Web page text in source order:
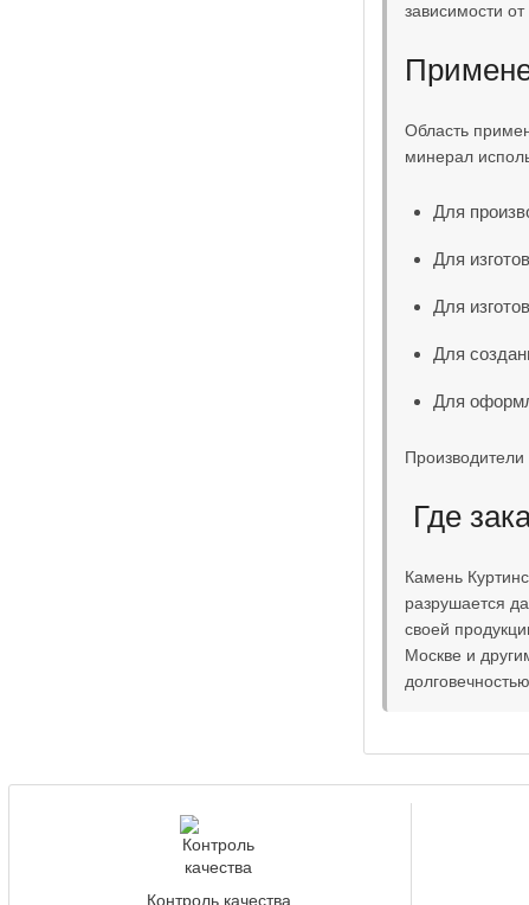
зависимости
Область
минерал
Для
Для
Для
Для
Для
Производители
Где
Камень
разрушается
своей
Москве и
Контроль качества